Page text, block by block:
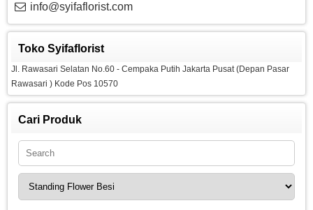
info@syifaflorist.com
Toko Syifaflorist
Jl. Rawasari Selatan No.60 - Cempaka Putih Jakarta Pusat (Depan Pasar
Rawasari ) Kode Pos 10570
Cari Produk